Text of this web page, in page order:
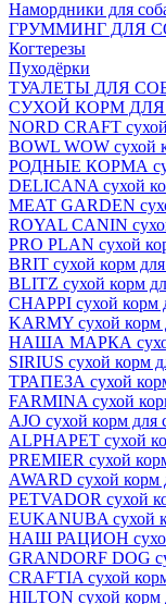
Намордники для
ГРУММИНГ ДЛЯ
Когтерезы
Пуходёрки
ТУАЛЕТЫ ДЛЯ
СУХОЙ КОРМ
NORD CRAFT
BOWL WOW сухой
РОДНЫЕ КОРМА
DELICANA сухой
MEAT GARDEN
ROYAL CANIN
PRO PLAN сухой
BRIT сухой корм
BLITZ сухой корм
CHAPPI сухой корм
KARMY сухой корм
НАША МАРКА сухой
SIRIUS сухой корм
ТРАПЕЗА сухой
FARMINA сухой
AJO сухой корм для
ALPHAPET сухой
PREMIER сухой
AWARD сухой корм
PETVADOR сухой
EUKANUBA сухой
НАШ РАЦИОН сухой
GRANDORF DOG
CRAFTIA сухой
HILTON сухой корм